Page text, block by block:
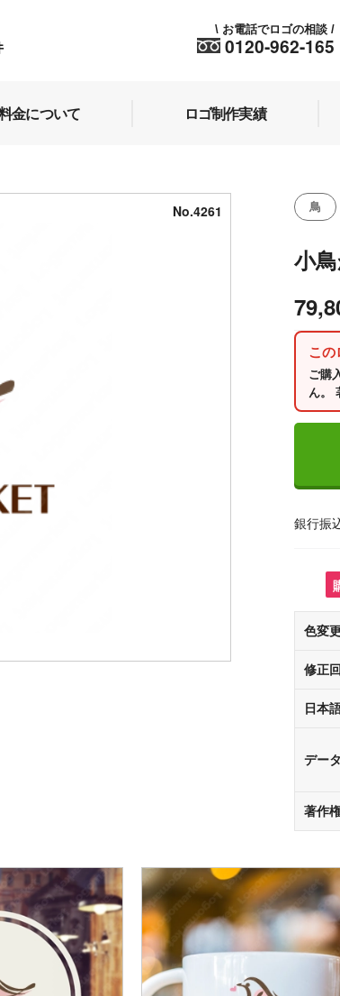
0120-962-165
\ お電話でロゴの相談 /
金について ロゴ制作実績
No.4261 鳥
小
この
ご購
ん。
銀行振
色変
修正
日本
デー
著作